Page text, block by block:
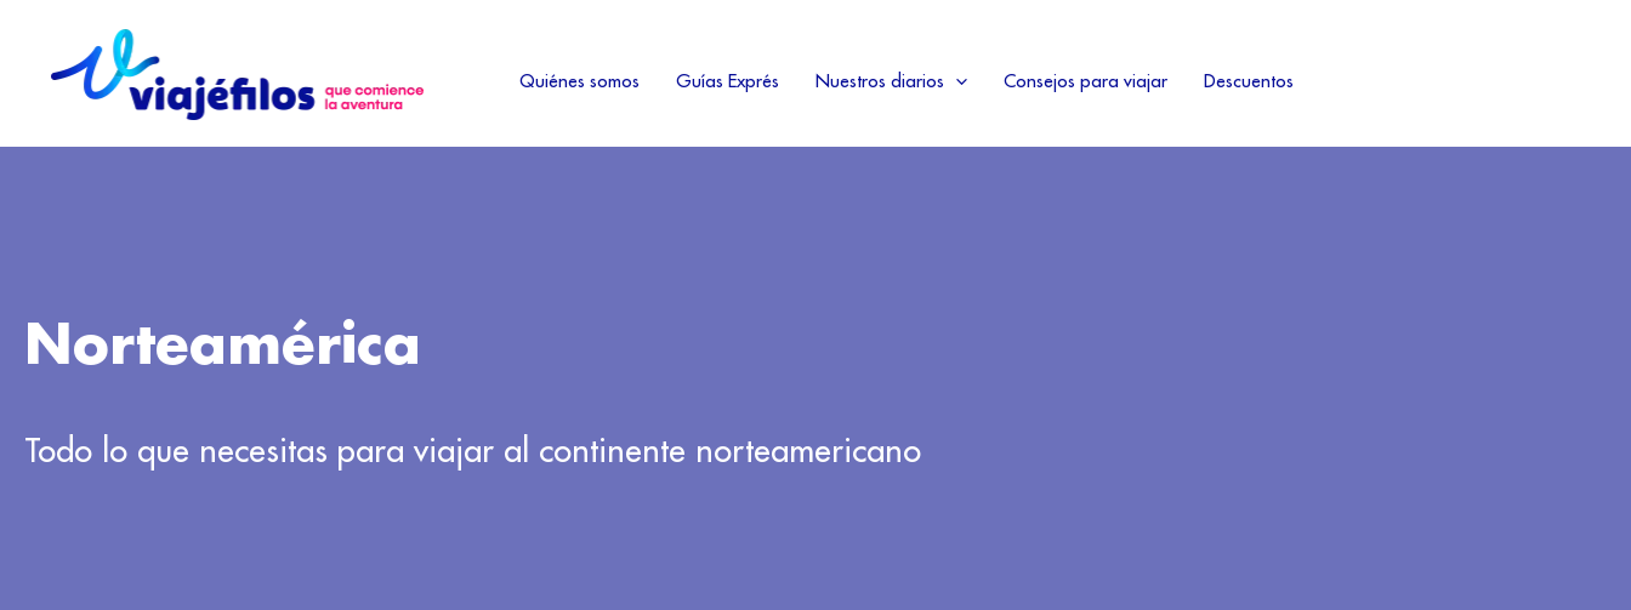
contenido
Quiénes somos Guías Exprés Nuestros diarios Consejos para viajar Descuentos
Norteamérica
Todo lo que necesitas para viajar al continente norteamericano